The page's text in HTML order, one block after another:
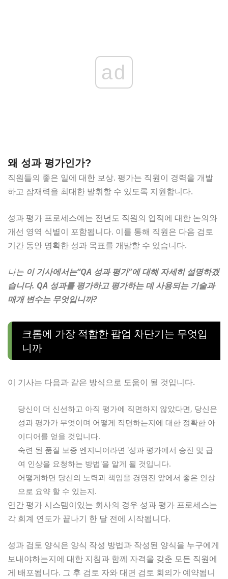
ad
왜 성과 평가인가?
직원들의 좋은 일에 대한 보상. 평가는 직원이 경력을 개발
하고 잠재력을 최대한 발휘할 수 있도록 지원합니다.
성과 평가 프로세스에는 전년도 직원의 업적에 대한 논의와
개선 영역 식별이 포함됩니다. 이를 통해 직원은 다음 검토
기간 동안 명확한 성과 목표를 개발할 수 있습니다.
나는 이 기사에서는“QA 성과 평가”에 대해 자세히 설명하겠
습니다. QA 성과를 평가하고 평가하는 데 사용되는 기술과
매개 변수는 무엇입니까?
크롬에 가장 적합한 팝업 차단기는 무엇입
니까
이 기사는 다음과 같은 방식으로 도움이 될 것입니다.
당신이 더 신선하고 아직 평가에 직면하지 않았다면, 당신은
성과 평가가 무엇이며 어떻게 직면하는지에 대한 정확한 아
이디어를 얻을 것입니다.
숙련 된 품질 보증 엔지니어라면 '성과 평가에서 승진 및 급
여 인상을 요청하는 방법'을 알게 될 것입니다.
어떻게하면 당신의 노력과 책임을 경영진 앞에서 좋은 인상
으로 요약 할 수 있는지.
연간 평가 시스템이있는 회사의 경우 성과 평가 프로세스는
각 회계 연도가 끝나기 한 달 전에 시작됩니다.
성과 검토 양식은 양식 작성 방법과 작성된 양식을 누구에게
보내야하는지에 대한 지침과 함께 자격을 갖춘 모든 직원에
게 배포됩니다. 그 후 검토 자와 대면 검토 회의가 예약됩니